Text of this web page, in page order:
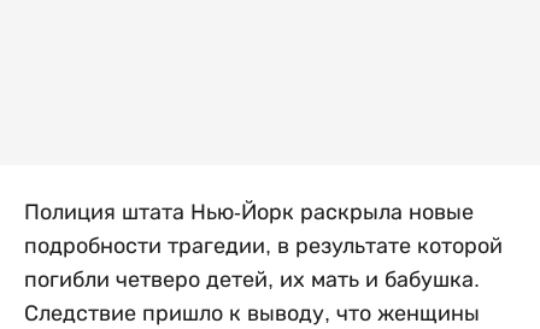
Полиция штата Нью-Йорк раскрыла новые
подробности трагедии, в результате которой
погибли четверо детей, их мать и бабушка.
Следствие пришло к выводу, что женщины